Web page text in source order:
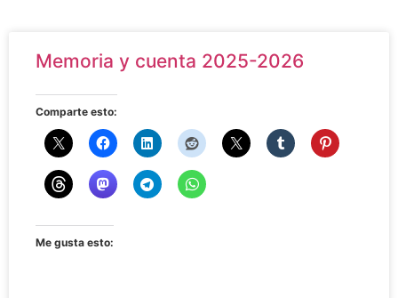
Memoria y cuenta 2025-2026
Comparte esto:
Me gusta esto: